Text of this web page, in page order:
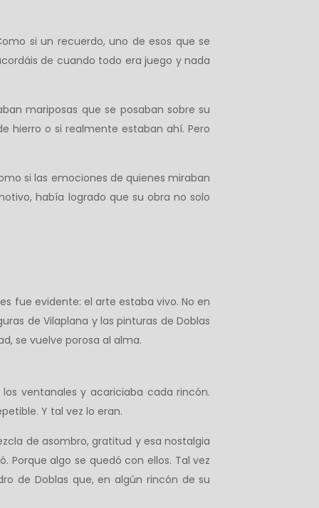
si un recuerdo, uno de esos que se
de cuando todo era juego y nada
mariposas que se posaban sobre su
hierro o si realmente estaban ahí. Pero
si las emociones de quienes miraban
había logrado que su obra no solo
fue evidente: el arte estaba vivo. No en
de Vilaplana y las pinturas de Doblas
se vuelve porosa al alma.
ventanales y acariciaba cada rincón.
Y tal vez lo eran.
de asombro, gratitud y esa nostalgia
algo se quedó con ellos. Tal vez
de Doblas que, en algún rincón de su